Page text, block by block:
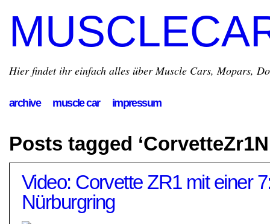
Hier findet ihr einfach alles über Muscle Cars, Mopars,
archive muscle car impressum
Posts tagged
Video: Corvette ZR1 mit einer
Nürburgring